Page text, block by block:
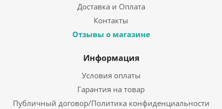
Доставка и Оплата
Контакты
Отзывы о магазине
Информация
Условия оплаты
Гарантия на товар
Публичный договор/Политика конфиденциальности